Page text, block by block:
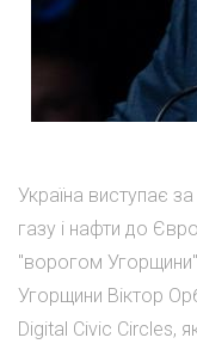
Україна виступає
газу і нафти до
"ворогом
Угорщини Віктор
Digital Civic Circles,